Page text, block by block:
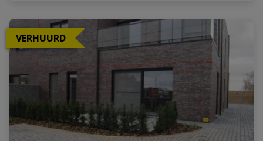
VERHUURD